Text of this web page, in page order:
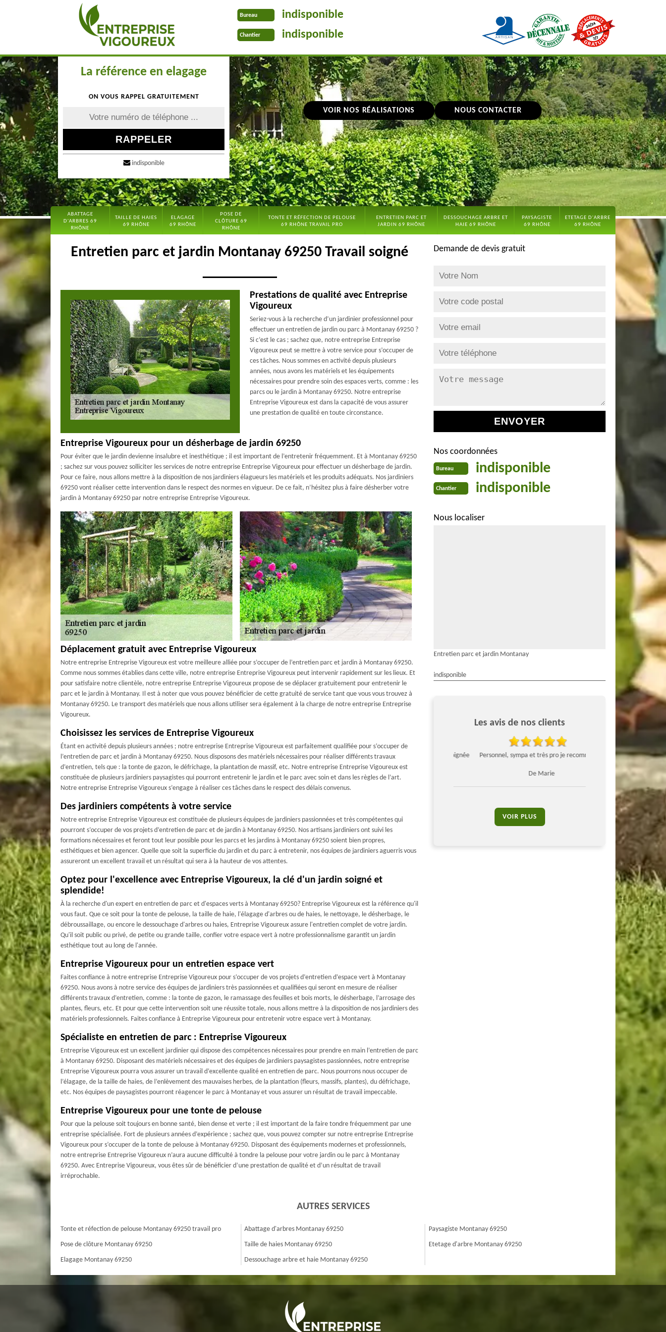
Bureau indisponible
Chantier indisponible
La référence en elagage
ON VOUS RAPPEL GRATUITEMENT
indisponible
VOIR NOS RÉALISATIONS NOUS CONTACTER
ABATTAGE
D'ARBRES 69
RHÔNE
TAILLE DE HAIES
69 RHÔNE
ELAGAGE
69 RHÔNE
POSE DE
CLÔTURE 69
RHÔNE
TONTE ET RÉFECTION DE PELOUSE
69 RHÔNE TRAVAIL PRO
ENTRETIEN PARC ET
JARDIN 69 RHÔNE
DESSOUCHAGE ARBRE ET
HAIE 69 RHÔNE
PAYSAGISTE
69 RHÔNE
ETETAGE D'ARBRE
69 RHÔNE
Entretien parc et jardin Montanay 69250 Travail soigné
Prestations de qualité avec Entreprise
Vigoureux
Seriez-vous à la recherche d’un jardinier professionnel pour
effectuer un entretien de jardin ou parc à Montanay 69250 ?
Si c’est le cas ; sachez que, notre entreprise Entreprise
Vigoureux peut se mettre à votre service pour s’occuper de
ces tâches. Nous sommes en activité depuis plusieurs
années, nous avons les matériels et les équipements
nécessaires pour prendre soin des espaces verts, comme : les
parcs ou le jardin à Montanay 69250. Notre entreprise
Entreprise Vigoureux est dans la capacité de vous assurer
une prestation de qualité en toute circonstance.
Entreprise Vigoureux pour un désherbage de jardin 69250
Pour éviter que le jardin devienne insalubre et inesthétique ; il est important de l’entretenir fréquemment. Et à Montanay 69250
; sachez sur vous pouvez solliciter les services de notre entreprise Entreprise Vigoureux pour effectuer un désherbage de jardin.
Pour ce faire, nous allons mettre à la disposition de nos jardiniers élagueurs les matériels et les produits adéquats. Nos jardiniers
69250 vont réaliser cette intervention dans le respect des normes en vigueur. De ce fait, n’hésitez plus à faire désherber votre
jardin à Montanay 69250 par notre entreprise Entreprise Vigoureux.
Déplacement gratuit avec Entreprise Vigoureux
Notre entreprise Entreprise Vigoureux est votre meilleure alliée pour s’occuper de l’entretien parc et jardin à Montanay 69250.
Comme nous sommes établies dans cette ville, notre entreprise Entreprise Vigoureux peut intervenir rapidement sur les lieux. Et
pour satisfaire notre clientèle, notre entreprise Entreprise Vigoureux propose de se déplacer gratuitement pour entretenir le
parc et le jardin à Montanay. Il est à noter que vous pouvez bénéficier de cette gratuité de service tant que vous vous trouvez à
Montanay 69250. Le transport des matériels que nous allons utiliser sera également à la charge de notre entreprise Entreprise
Vigoureux.
Choisissez les services de Entreprise Vigoureux
Étant en activité depuis plusieurs années ; notre entreprise Entreprise Vigoureux est parfaitement qualifiée pour s’occuper de
l’entretien de parc et jardin à Montanay 69250. Nous disposons des matériels nécessaires pour réaliser différents travaux
d’entretien, tels que : la tonte de gazon, le défrichage, la plantation de massif, etc. Notre entreprise Entreprise Vigoureux est
constituée de plusieurs jardiniers paysagistes qui pourront entretenir le jardin et le parc avec soin et dans les règles de l’art.
Notre entreprise Entreprise Vigoureux s’engage à réaliser ces tâches dans le respect des délais convenus.
Des jardiniers compétents à votre service
Notre entreprise Entreprise Vigoureux est constituée de plusieurs équipes de jardiniers passionnées et très compétentes qui
pourront s’occuper de vos projets d’entretien de parc et de jardin à Montanay 69250. Nos artisans jardiniers ont suivi les
formations nécessaires et feront tout leur possible pour les parcs et les jardins à Montanay 69250 soient bien propres,
esthétiques et bien agencer. Quelle que soit la superficie du jardin et du parc à entretenir, nos équipes de jardiniers aguerris vous
assureront un excellent travail et un résultat qui sera à la hauteur de vos attentes.
Optez pour l'excellence avec Entreprise Vigoureux, la clé d'un jardin soigné et
splendide!
À la recherche d'un expert en entretien de parc et d'espaces verts à Montanay 69250? Entreprise Vigoureux est la référence qu'il
vous faut. Que ce soit pour la tonte de pelouse, la taille de haie, l'élagage d'arbres ou de haies, le nettoyage, le désherbage, le
débroussaillage, ou encore le dessouchage d'arbres ou haies, Entreprise Vigoureux assure l'entretien complet de votre jardin.
Qu'il soit public ou privé, de petite ou grande taille, confier votre espace vert à notre professionnalisme garantit un jardin
esthétique tout au long de l'année.
Entreprise Vigoureux pour un entretien espace vert
Faites confiance à notre entreprise Entreprise Vigoureux pour s’occuper de vos projets d’entretien d’espace vert à Montanay
69250. Nous avons à notre service des équipes de jardiniers très passionnées et qualifiées qui seront en mesure de réaliser
différents travaux d’entretien, comme : la tonte de gazon, le ramassage des feuilles et bois morts, le désherbage, l’arrosage des
plantes, fleurs, etc. Et pour que cette intervention soit une réussite totale, nous allons mettre à la disposition de nos jardiniers des
matériels professionnels. Faites confiance à Entreprise Vigoureux pour entretenir votre espace vert à Montanay.
Spécialiste en entretien de parc : Entreprise Vigoureux
Entreprise Vigoureux est un excellent jardinier qui dispose des compétences nécessaires pour prendre en main l’entretien de parc
à Montanay 69250. Disposant des matériels nécessaires et des équipes de jardiniers paysagistes passionnées, notre entreprise
Entreprise Vigoureux pourra vous assurer un travail d’excellente qualité en entretien de parc. Nous pourrons nous occuper de
l’élagage, de la taille de haies, de l’enlèvement des mauvaises herbes, de la plantation (fleurs, massifs, plantes), du défrichage,
etc. Nos équipes de paysagistes pourront réagencer le parc à Montanay et vous assurer un résultat de travail impeccable.
Entreprise Vigoureux pour une tonte de pelouse
Pour que la pelouse soit toujours en bonne santé, bien dense et verte ; il est important de la faire tondre fréquemment par une
entreprise spécialisée. Fort de plusieurs années d’expérience ; sachez que, vous pouvez compter sur notre entreprise Entreprise
Vigoureux pour s’occuper de la tonte de pelouse à Montanay 69250. Disposant des équipements modernes et professionnels,
notre entreprise Entreprise Vigoureux n’aura aucune difficulté à tondre la pelouse pour votre jardin ou le parc à Montanay
69250. Avec Entreprise Vigoureux, vous êtes sûr de bénéficier d’une prestation de qualité et d’un résultat de travail
irréprochable.
Demande de devis gratuit
Nos coordonnées
Bureau indisponible
Chantier indisponible
Nous localiser
Entretien parc et jardin Montanay
indisponible
Les avis de nos clients
Entreprise sérieuse et professionnel
De MR ralite
Prestation de qualité,rapide et très soignée
De Mr Alain
Personnel, sympa et très pro je recommande
De Marie
Travaille professionnel,
VOIR PLUS
AUTRES SERVICES
Tonte et réfection de pelouse Montanay 69250 travail pro
Pose de clôture Montanay 69250
Elagage Montanay 69250
Abattage d'arbres Montanay 69250
Taille de haies Montanay 69250
Dessouchage arbre et haie Montanay 69250
Paysagiste Montanay 69250
Etetage d'arbre Montanay 69250